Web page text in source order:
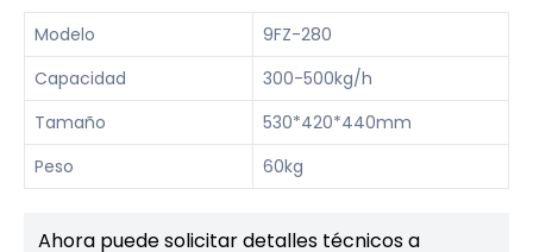
Modelo
9FZ-280
Capacidad
300-500kg/h
Tamaño
530*420*440mm
Peso
60kg
Ahora puede solicitar detalles técnicos a